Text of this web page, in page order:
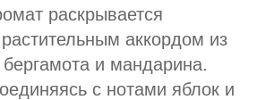
раскрывается
аккордом из
бергамота и мандарина.
с нотами яблок и